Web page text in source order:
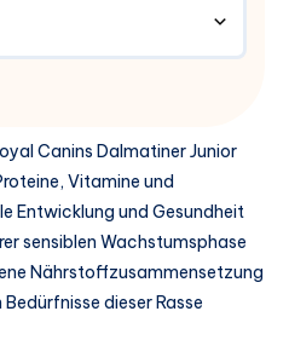
Canins Dalmatiner Junior
Vitamine und
Entwicklung und Gesundheit
sensiblen Wachstumsphase
Nährstoffzusammensetzung
dieser Rasse